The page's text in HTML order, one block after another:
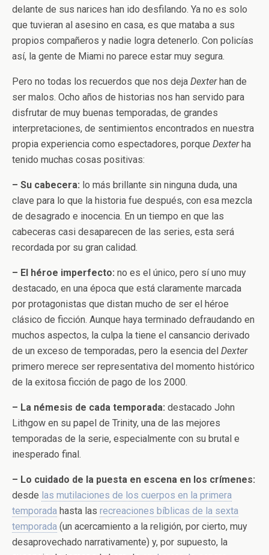
delante de sus narices han ido desfilando. Ya no es solo
que tuvieran al asesino en casa, es que mataba a sus
propios compañeros y nadie logra detenerlo. Con policías
así, la gente de Miami no parece estar muy segura.
Pero no todas los recuerdos que nos deja Dexterhan de
ser malos. Ocho años de historias nos han servido para
disfrutar de muy buenas temporadas, de grandes
interpretaciones, de sentimientos encontrados en nuestra
propia experiencia como espectadores, porque Dexterha
tenido muchas cosas positivas:
– Su cabecera: lo más brillante sin ninguna duda, una
clave para lo que la historia fue después, con esa mezcla
de desagrado e inocencia. En un tiempo en que las
cabeceras casi desaparecen de las series, esta será
recordada por su gran calidad.
– El héroe imperfecto: no es el único, pero sí uno muy
destacado, en una época que está claramente marcada
por protagonistas que distan mucho de ser el héroe
clásico de ficción. Aunque haya terminado defraudando en
muchos aspectos, la culpa la tiene el cansancio derivado
de un exceso de temporadas, pero la esencia del Dexter
primero merece ser representativa del momento histórico
de la exitosa ficción de pago de los 2000.
– La némesis de cada temporada: destacado John
Lithgow en su papel de Trinity, una de las mejores
temporadas de la serie, especialmente con su brutal e
inesperado final.
– Lo cuidado de la puesta en escena en los crímenes:
desde las mutilaciones de los cuerpos en la primera
temporada hasta las recreaciones bíblicas de la sexta
temporada (un acercamiento a la religión, por cierto, muy
desaprovechado narrativamente) y, por supuesto, la